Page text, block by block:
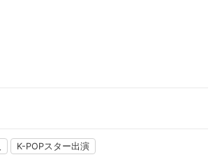
K-POPスター出演